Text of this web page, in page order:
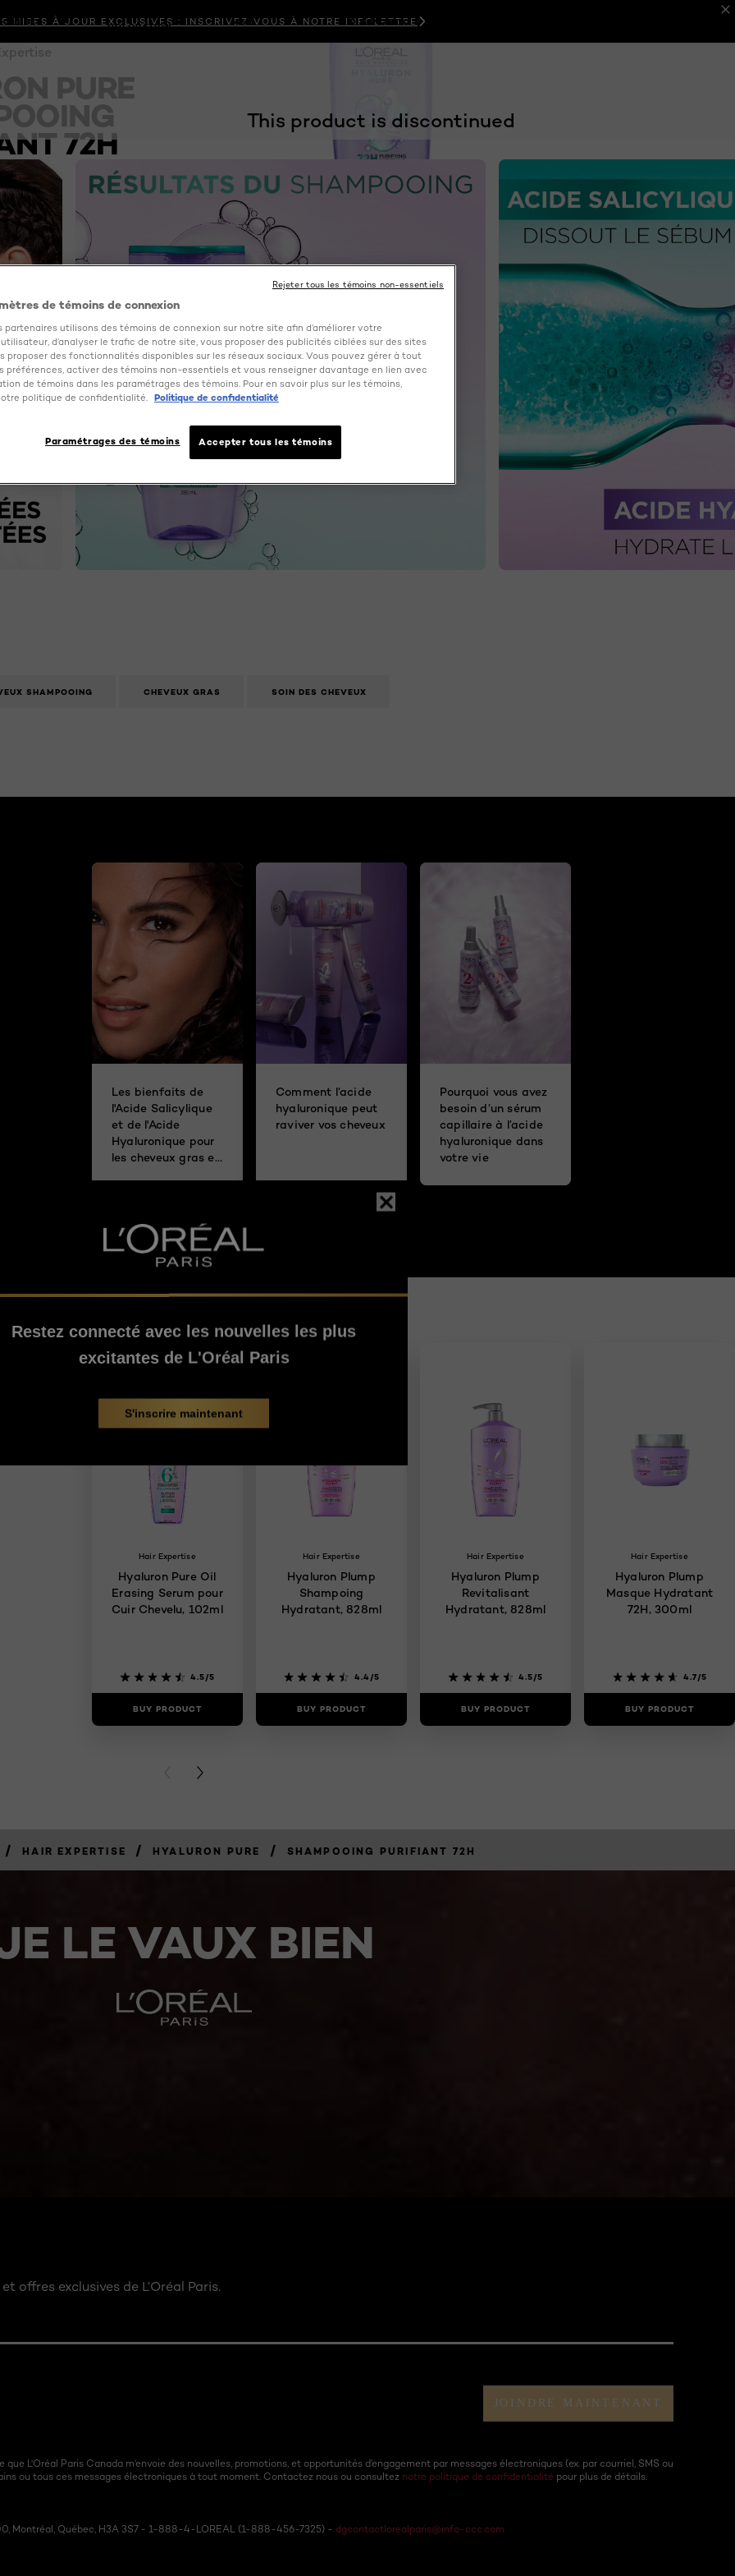
MISES À JOUR EXCLUSIVES : INSCRIVEZ-VOUS À NOTRE INFOLETTRE
DES
COLORATION
MEN
DIAGNOSTIC
PURE
72H
This product is discontinued
SHAMPOOING CHEVEUX GRAS SOIN DES CHEVEUX
Les bienfaits de
l'Acide Salicylique
et de l'Acide
Hyaluronique pour
les cheveux gras et
Comment l’acide
hyaluronique peut
raviver vos cheveux
Pourquoi vous avez
besoin d’un sérum
capillaire à l’acide
hyaluronique dans
votre vie
Hair Expertise
Hyaluron Pure Oil
Erasing Serum pour
Cuir Chevelu, 102ml
4.5/5
BUY PRODUCT
Hair Expertise
Hyaluron Plump
Shampoing
Hydratant, 828ml
4.4/5
BUY PRODUCT
Hair Expertise
Hyaluron Plump
Revitalisant
Hydratant, 828ml
4.5/5
BUY PRODUCT
Hair Expertise
Hyaluron Plump
Masque Hydratant
72H, 300ml
4.7/5
BUY PRODUCT
PREVIOUS CARD
NEXT CARD
/ HAIR EXPERTISE / HYALURON PURE / SHAMPOOING PURIFIANT 72H
Restez connecté avec les nouvelles les plus
excitantes de L'Oréal Paris
S'inscrire maintenant
LE VAUX BIEN
offres exclusives de L’Oréal Paris.
JOINDRE MAINTENANT
L'Oréal Paris Canada m’envoie des nouvelles, promotions, et opportunités d’engagement par messages électroniques (ex. par courriel, SMS ou
ou tous ces messages électroniques à tout moment. Contactez nous ou consultez notre politique de confidentialité pour plus de détails.
Montréal, Québec, H3A 3S7 - 1-888-4-LOREAL (1-888-456-7325) - dgcontactlorealparis@info-ccc.com
de témoins de connexion
partenaires utilisons des témoins de connexion sur notre site afin d’améliorer votre
d’analyser le trafic de notre site, vous proposer des publicités ciblées sur des sites
proposer des fonctionnalités disponibles sur les réseaux sociaux. Vous pouvez gérer à tout
préférences, activer des témoins non-essentiels et vous renseigner davantage en lien avec
de témoins dans les paramétrages des témoins. Pour en savoir plus sur les témoins,
politique de confidentialité. Politique de confidentialité
Accepter tous les témoins
Paramétrages des témoins
Rejeter tous les témoins non-essentiels